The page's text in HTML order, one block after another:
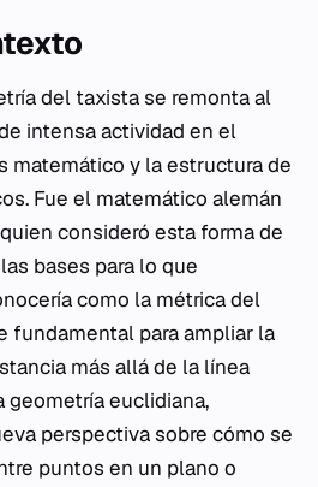
del taxista se remonta al
intensa actividad en el
matemático y la estructura de
Fue el matemático alemán
consideró esta forma de
bases para lo que
como la métrica del
fundamental para ampliar la
más allá de la línea
geometría euclidiana,
perspectiva sobre cómo se
puntos en un plano o